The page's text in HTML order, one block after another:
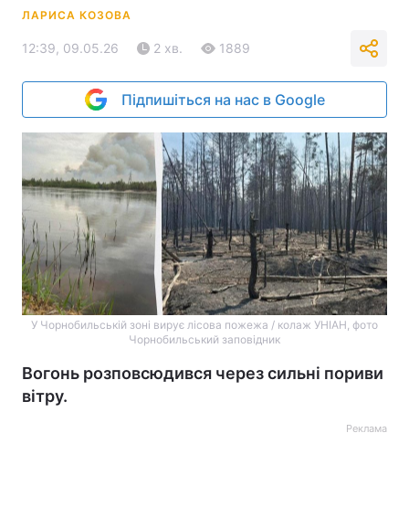
ЛАРИСА КОЗОВА
12:39, 09.05.26 2 хв. 1889
Підпишіться на нас в Google
У Чорнобильській зоні вирує лісова пожежа / колаж УНІАН, фото
Чорнобильський заповідник
Вогонь розповсюдився через сильні пориви
вітру.
Реклама